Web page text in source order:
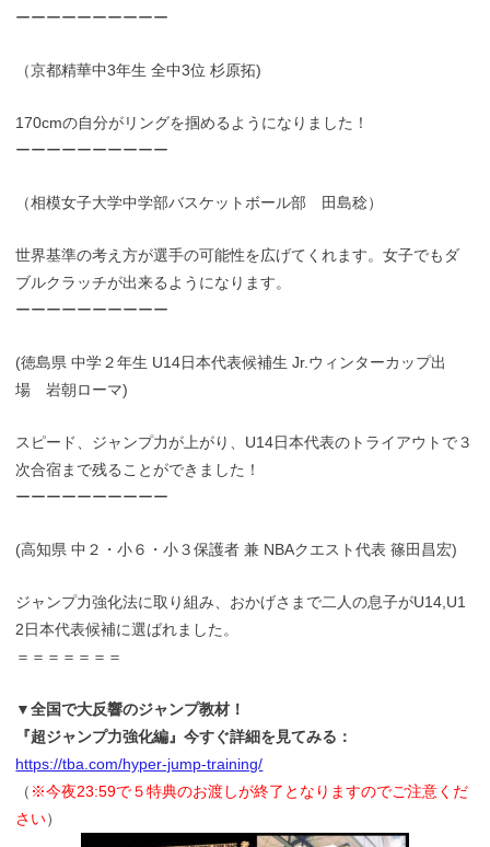
ーーーーーーーーーー
（京都精華中3年生 全中3位 杉原拓)
170cmの自分がリングを掴めるようになりました！
ーーーーーーーーーー
（相模女子大学中学部バスケットボール部 田島稔）
世界基準の考え方が選手の可能性を広げてくれます。女子でもダ
ブルクラッチが出来るようになります。
ーーーーーーーーーー
(徳島県 中学２年生 U14日本代表候補生 Jr.ウィンターカップ出
場 岩朝ローマ)
スピード、ジャンプ力が上がり、U14日本代表のトライアウトで３
次合宿まで残ることができました！
ーーーーーーーーーー
(高知県 中２・小６・小３保護者 兼 NBAクエスト代表 篠田昌宏)
ジャンプ力強化法に取り組み、おかげさまで二人の息子がU14,U1
2日本代表候補に選ばれました。
＝＝＝＝＝＝＝
▼全国で大反響のジャンプ教材！
『超ジャンプ力強化編』今すぐ詳細を見てみる：
https://tba.com/hyper-jump-training/
（ ※今夜23:59で５特典のお渡しが終了となりますのでご注意くだ
さい）